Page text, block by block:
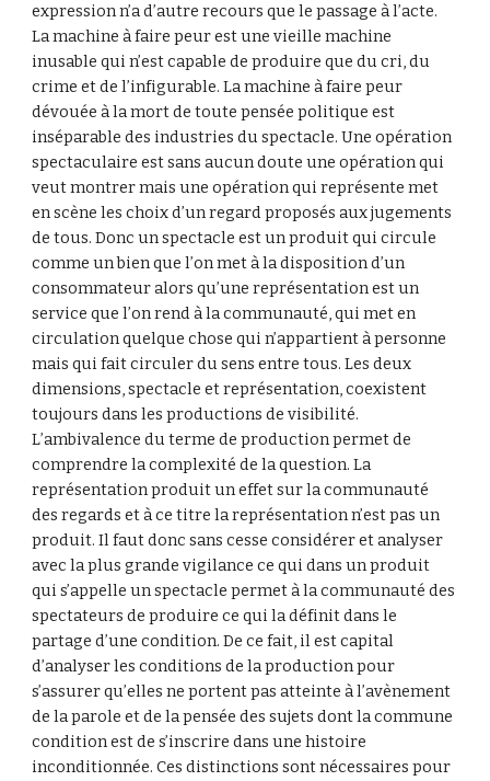
expression n’a d’autre recours que le passage à l’acte.
La machine à faire peur est une vieille machine
inusable qui n’est capable de produire que du cri, du
crime et de l’infigurable. La machine à faire peur
dévouée à la mort de toute pensée politique est
inséparable des industries du spectacle. Une opération
spectaculaire est sans aucun doute une opération qui
veut montrer mais une opération qui représente met
en scène les choix d’un regard proposés aux jugements
de tous. Donc un spectacle est un produit qui circule
comme un bien que l’on met à la disposition d’un
consommateur alors qu’une représentation est un
service que l’on rend à la communauté, qui met en
circulation quelque chose qui n’appartient à personne
mais qui fait circuler du sens entre tous. Les deux
dimensions, spectacle et représentation, coexistent
toujours dans les productions de visibilité.
L’ambivalence du terme de production permet de
comprendre la complexité de la question. La
représentation produit un effet sur la communauté
des regards et à ce titre la représentation n’est pas un
produit. Il faut donc sans cesse considérer et analyser
avec la plus grande vigilance ce qui dans un produit
qui s’appelle un spectacle permet à la communauté des
spectateurs de produire ce qui la définit dans le
partage d’une condition. De ce fait, il est capital
d’analyser les conditions de la production pour
s’assurer qu’elles ne portent pas atteinte à l’avènement
de la parole et de la pensée des sujets dont la commune
condition est de s’inscrire dans une histoire
inconditionnée. Ces distinctions sont nécessaires pour